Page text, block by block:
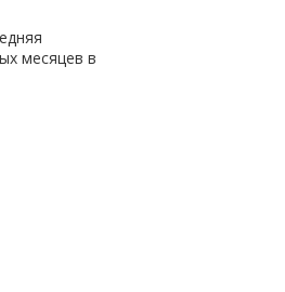
месяцев в